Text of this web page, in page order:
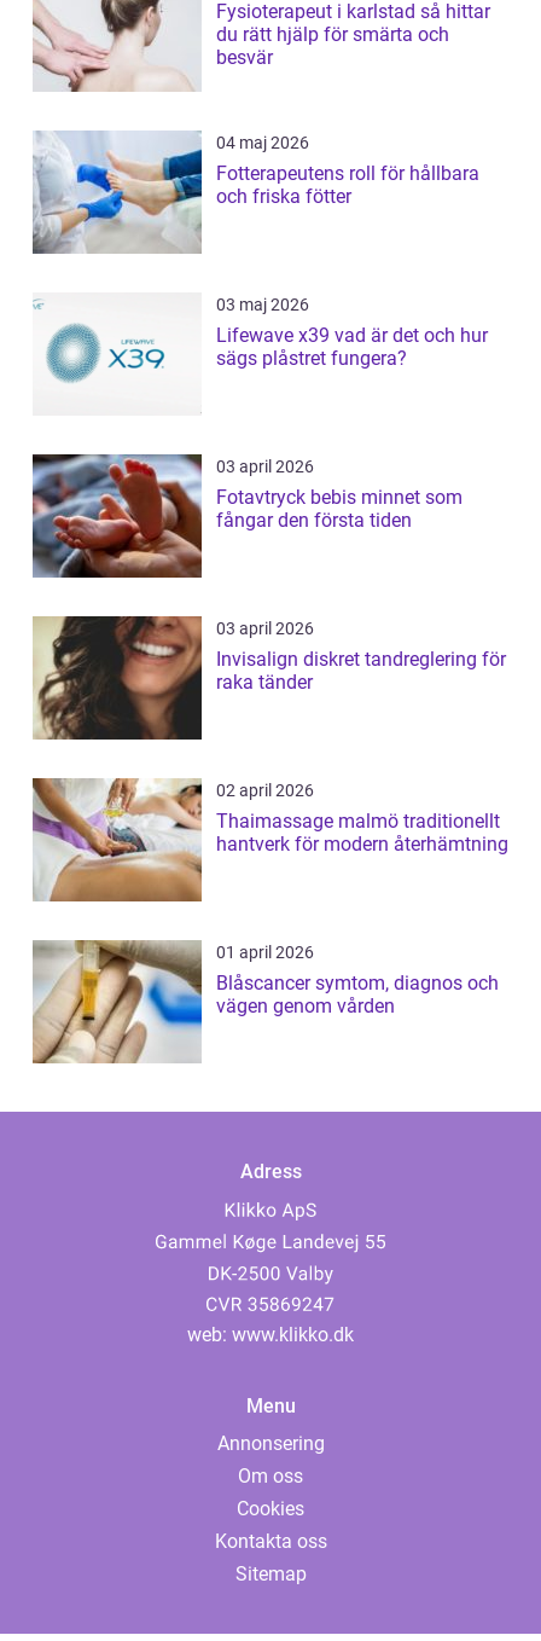
Fysioterapeut i karlstad så hittar
du rätt hjälp för smärta och
besvär
04 maj 2026
Fotterapeutens roll för hållbara
och friska fötter
03 maj 2026
Lifewave x39 vad är det och hur
sägs plåstret fungera?
03 april 2026
Fotavtryck bebis minnet som
fångar den första tiden
03 april 2026
Invisalign diskret tandreglering för
raka tänder
02 april 2026
Thaimassage malmö traditionellt
hantverk för modern återhämtning
01 april 2026
Blåscancer symtom, diagnos och
vägen genom vården
Adress
web: www.klikko.dk
Menu
Annonsering
Om oss
Cookies
Kontakta oss
Sitemap